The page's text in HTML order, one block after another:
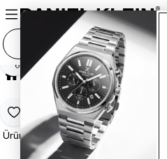
Ana Sayfa OUTLET
Favoriye Ekle
Paylaş
SB.3.10001.4 Erkek Kol Saati
Ürün Kodu:SB.3.10001.4